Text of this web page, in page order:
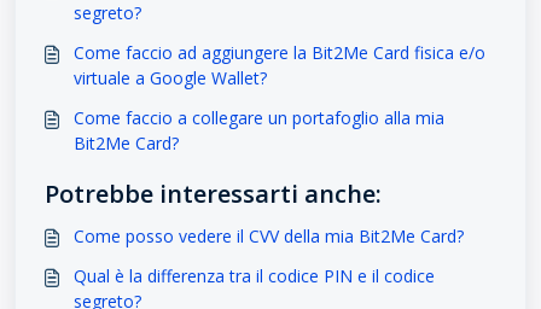
segreto?
Come faccio ad aggiungere la Bit2Me Card fisica e/o
virtuale a Google Wallet?
Come faccio a collegare un portafoglio alla mia
Bit2Me Card?
Potrebbe interessarti anche:
Come posso vedere il CVV della mia Bit2Me Card?
Qual è la differenza tra il codice PIN e il codice
segreto?